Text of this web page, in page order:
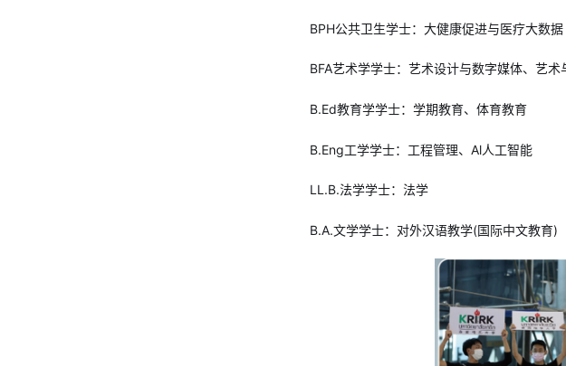
BPH公共卫生学士：大健康促进与医疗大数据
BFA艺术学学士：艺术设计与数字媒体、艺
B.Ed教育学学士：学期教育、体育教育
B.Eng工学学士：工程管理、Al人工智能
LL.B.法学学士：法学
B.A.文学学士：对外汉语教学(国际中文教育)